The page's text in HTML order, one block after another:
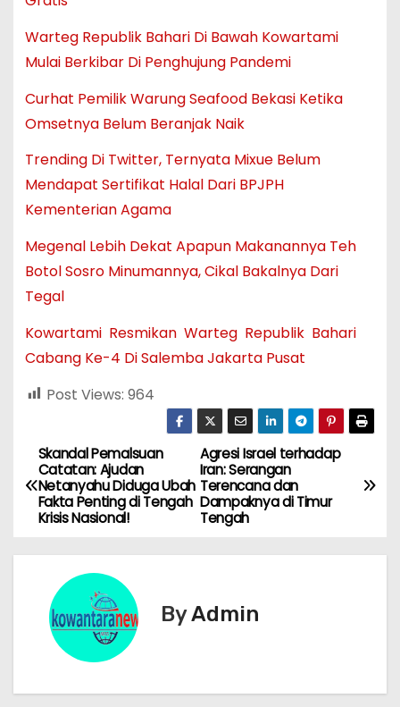
Warteg Republik Bahari Di Bawah Kowartami
Mulai Berkibar Di Penghujung Pandemi
Curhat Pemilik Warung Seafood Bekasi Ketika
Omsetnya Belum Beranjak Naik
Trending Di Twitter, Ternyata Mixue Belum
Mendapat Sertifikat Halal Dari BPJPH
Kementerian Agama
Megenal Lebih Dekat Apapun Makanannya Teh
Botol Sosro Minumannya, Cikal Bakalnya Dari
Tegal
Kowartami Resmikan Warteg Republik Bahari
Cabang Ke-4 Di Salemba Jakarta Pusat
Post Views: 964
N
a
s
Agresi Israel terhadap
Iran: Serangan
Terencana dan
Dampaknya di Timur
Tengah
Skandal Pemalsuan
Catatan: Ajudan
Netanyahu Diduga Ubah
Fakta Penting di Tengah
Krisis Nasional!
ByAdmin